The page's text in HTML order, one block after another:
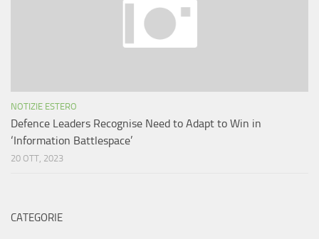
NOTIZIE ESTERO
Defence Leaders Recognise Need to Adapt to Win in
‘Information Battlespace’
20 OTT, 2023
CATEGORIE